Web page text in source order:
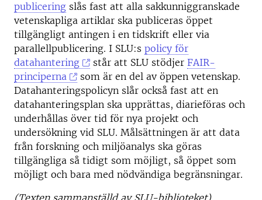
publicering slås fast att alla sakkunniggranskade
vetenskapliga artiklar ska publiceras öppet
tillgängligt antingen i en tidskrift eller via
parallellpublicering. I SLU:s policy för
datahantering
står att SLU stödjerFAIR-
principerna
som är en del av öppen vetenskap.
Datahanteringspolicyn slår också fast att en
datahanteringsplan ska upprättas, diarieföras och
underhållas över tid för nya projekt och
undersökning vid SLU. Målsättningen är att data
från forskning och miljöanalys ska göras
tillgängliga så tidigt som möjligt, så öppet som
möjligt och bara med nödvändiga begränsningar.
(Texten sammanställd av SLU-biblioteket)